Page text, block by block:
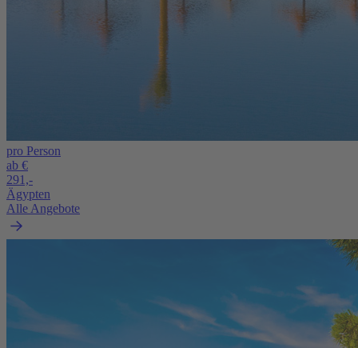
pro Person
ab €
291,-
Ägypten
Alle Angebote